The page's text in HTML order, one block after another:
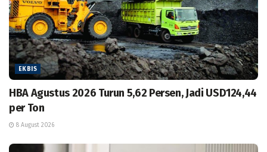
EKBIS
HBA Agustus 2026 Turun 5,62 Persen, Jadi USD124,44
per Ton
8 August 2026